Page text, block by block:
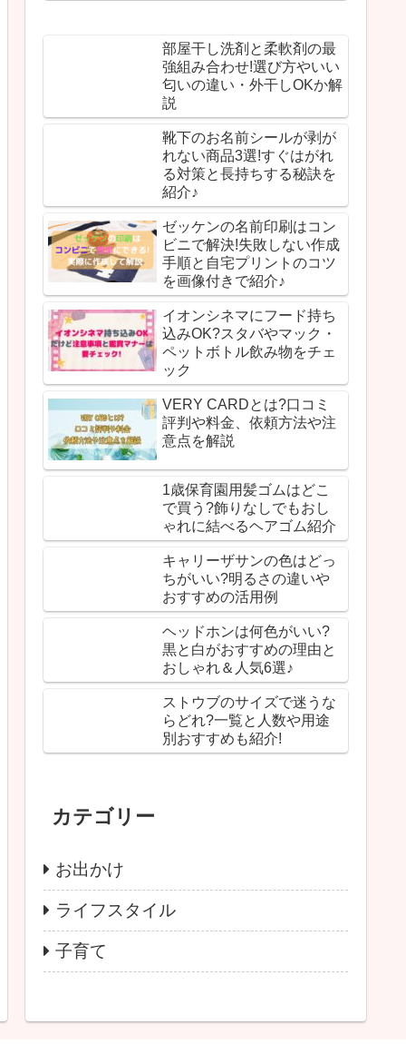
部屋干し洗剤と柔軟剤の最
強組み合わせ!選び方やいい
匂いの違い・外干しOKか解
説
靴下のお名前シールが剥が
れない商品3選!すぐはがれ
る対策と長持ちする秘訣を
紹介♪
ゼッケンの名前印刷はコン
ビニで解決!失敗しない作成
手順と自宅プリントのコツ
を画像付きで紹介♪
イオンシネマにフード持ち
込みOK?スタバやマック・
ペットボトル飲み物をチェ
ック
VERY CARDとは?口コミ
評判や料金、依頼方法や注
意点を解説
1歳保育園用髪ゴムはどこ
で買う?飾りなしでもおし
ゃれに結べるヘアゴム紹介
キャリーザサンの色はどっ
ちがいい?明るさの違いや
おすすめの活用例
ヘッドホンは何色がいい?
黒と白がおすすめの理由と
おしゃれ＆人気6選♪
ストウブのサイズで迷うな
らどれ?一覧と人数や用途
別おすすめも紹介!
カテゴリー
お出かけ
ライフスタイル
子育て